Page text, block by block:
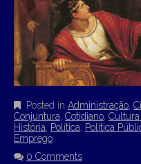
Posted in Administração
Conjuntura Cotidiano
História
Política Política
Emprego
0 Comments